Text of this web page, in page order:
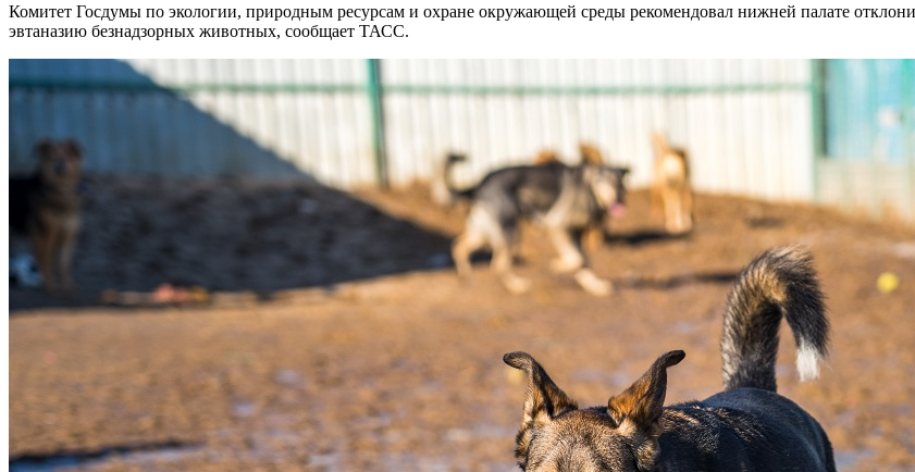
Комитет Госдумы по экологии, природным ресурсам и охране окружающей среды рекомендовал нижней палате
эвтаназию безнадзорных животных, сообщает ТАСС.